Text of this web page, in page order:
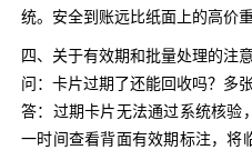
统。安全到账远比纸面上的高价重
四、关于有效期和批量处理的注
问：卡片过期了还能回收吗？多
答：过期卡片无法通过系统核验
一时间查看背面有效期标注，将